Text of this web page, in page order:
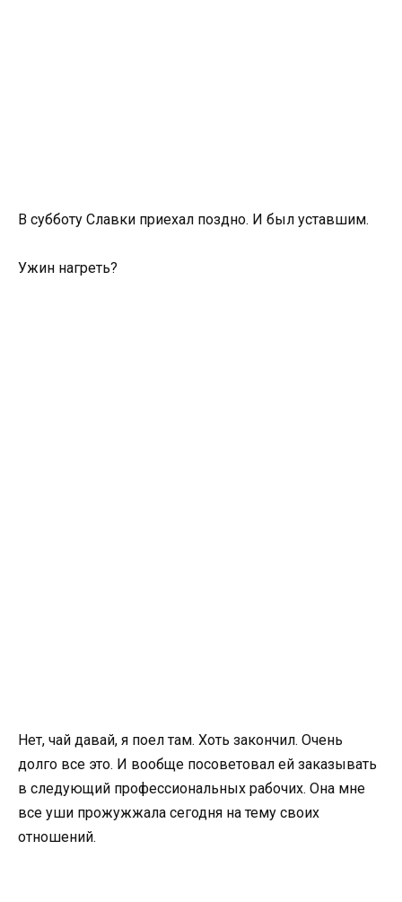
В субботу Славки приехал поздно. И был уставшим.
Ужин нагреть?
Нет, чай давай, я поел там. Хоть закончил. Очень
долго все это. И вообще посоветовал ей заказывать
в следующий профессиональных рабочих. Она мне
все уши прожужжала сегодня на тему своих
отношений.